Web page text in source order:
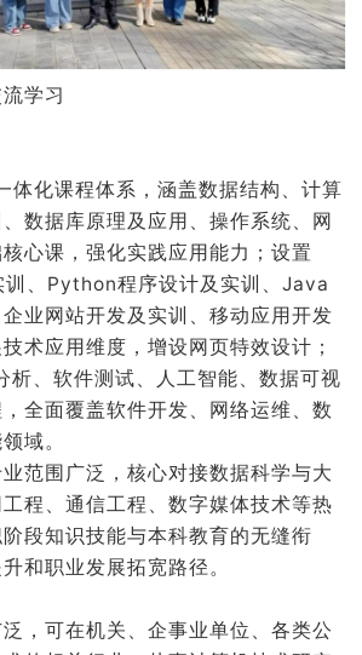
学习
体化课程体系，涵盖数据结构、计算
数据库原理及应用、操作系统、网
心课，强化实践应用能力；设置
训、Python程序设计及实训、Java
业网站开发及实训、移动应用开发
术应用维度，增设网页特效设计；
析、软件测试、人工智能、数据可视
全面覆盖软件开发、网络运维、数
域。
范围广泛，核心对接数据科学与大
程、通信工程、数字媒体技术等热
段知识技能与本科教育的无缝衔
和职业发展拓宽路径。
，可在机关、企事业单位、各类公